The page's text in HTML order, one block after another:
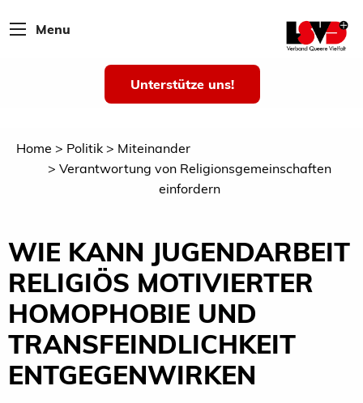
Menu
Unterstütze uns!
Home Politik
Miteinander
Verantwortung von Religionsgemeinschaften
einfordern
WIE KANN JUGENDARBEIT
RELIGIÖS MOTIVIERTER
HOMOPHOBIE UND
TRANSFEINDLICHKEIT
ENTGEGENWIRKEN